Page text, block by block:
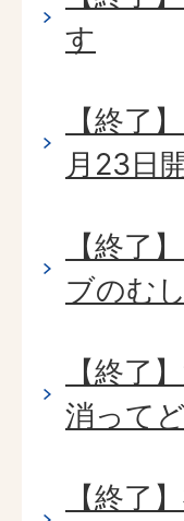
す
【終了
月23日
【終了
ブのむ
【終了
消って
【終了